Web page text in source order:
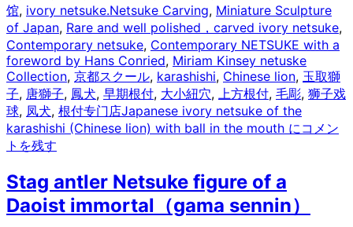
馆, ivory netsuke.Netsuke Carving, Miniature Sculpture
of Japan, Rare and well polished，carved ivory netsuke,
Contemporary netsuke, Contemporary NETSUKE with a
foreword by Hans Conried, Miriam Kinsey netuske
Collection, 京都スクール, karashishi, Chinese lion, 玉取獅
子, 唐獅子, 鳳犬, 早期根付, 大小紐穴, 上方根付, 毛彫, 狮子戏
球, 凤犬, 根付专门店Japanese ivory netsuke of the
karashishi (Chinese lion) with ball in the mouth にコメン
トを残す
Stag antler Netsuke figure of a
Daoist immortal（gama sennin）